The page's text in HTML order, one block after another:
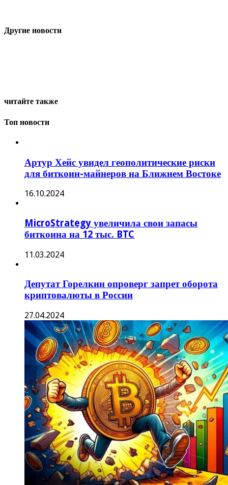
Другие новости
читайте также
Топ новости
Артур Хейс увидел геополитические риски
для биткоин-майнеров на Ближнем Востоке
16.10.2024
MicroStrategy увеличила свои запасы
биткоина на 12 тыс. BTC
11.03.2024
Депутат Горелкин опроверг запрет оборота
криптовалюты в России
27.04.2024